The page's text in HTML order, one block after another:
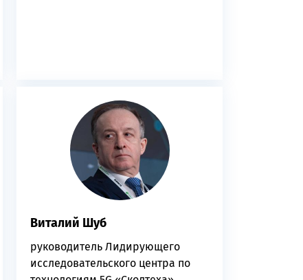
Виталий Шуб
руководитель Лидирующего
исследовательского центра по